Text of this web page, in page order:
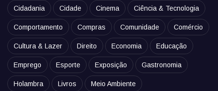
Cidadania Cidade Cinema Ciência & Tecnologia
Comportamento Compras Comunidade Comércio
Cultura & Lazer Direito Economia Educação
Emprego Esporte Exposição Gastronomia
Holambra Livros Meio Ambiente